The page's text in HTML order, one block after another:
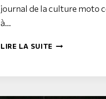
journal de la culture moto
à…
LIRE LA SUITE